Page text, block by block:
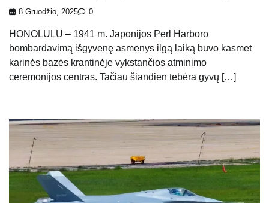
8 Gruodžio, 2025 0
HONOLULU – 1941 m. Japonijos Perl Harboro
bombardavimą išgyvenę asmenys ilgą laiką buvo kasmet
karinės bazės krantinėje vykstančios atminimo
ceremonijos centras. Tačiau šiandien tebėra gyvų […]